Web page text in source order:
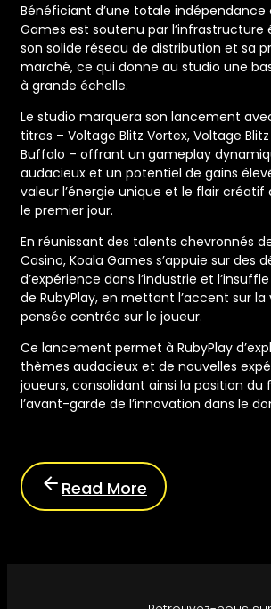
Bénéficiant d’une totale indépendance
Games est soutenu par l’infrastructure
son solide réseau de distribution et sa
marché, ce qui donne au studio une
à grande échelle.
Le studio marquera son lancement
titres – Voltage Blitz Vortex, Voltage
Buffalo – offrant un gameplay
audacieux et un potentiel de gains
valeur l’énergie unique et le flair créatif
le premier jour.
En réunissant des talents chevronnés
Casino, Koala Games s’appuie sur des
d’expérience dans l’industrie et
de RubyPlay, en mettant l’accent sur
pensée centrée sur le joueur.
Ce lancement permet à RubyPlay
thèmes audacieux et de nouvelles
joueurs, consolidant ainsi la position du
l’avant-garde de l’innovation dans le
Read More